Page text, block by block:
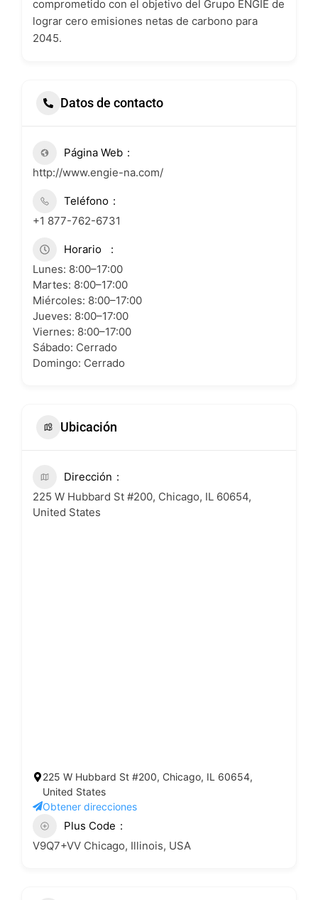
comprometido con el objetivo del Grupo ENGIE de
lograr cero emisiones netas de carbono para
2045.
Datos de contacto
Página Web
http://www.engie-na.com/
Teléfono
+1 877-762-6731
Horario
Lunes: 8:00–17:00
Martes: 8:00–17:00
Miércoles: 8:00–17:00
Jueves: 8:00–17:00
Viernes: 8:00–17:00
Sábado: Cerrado
Domingo: Cerrado
Ubicación
Dirección
225 W Hubbard St #200, Chicago, IL 60654,
United States
225 W Hubbard St #200, Chicago, IL 60654,
United States
Obtener direcciones
Plus Code
V9Q7+VV Chicago, Illinois, USA